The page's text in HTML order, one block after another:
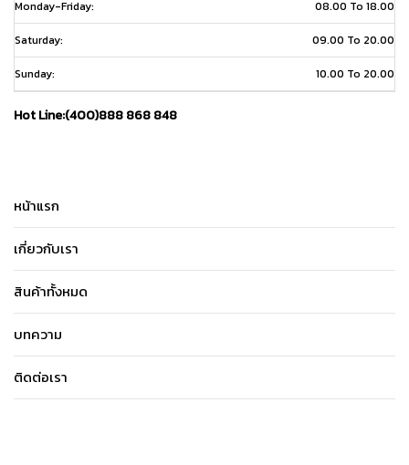
Monday-Friday: 08.00 To 18.00
Saturday: 09.00 To 20.00
Sunday: 10.00 To 20.00
Hot Line:(400)888 868 848
หน้าแรก
เกี่ยวกับเรา
สินค้าทั้งหมด
บทความ
ติดต่อเรา